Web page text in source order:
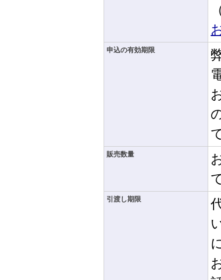
申込の有効期限
販売数量
引渡し期限